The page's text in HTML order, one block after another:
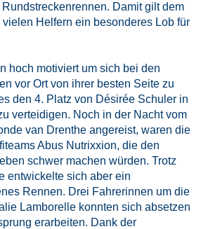
Damit gilt dem
Helfern ein besonderes Lob für
hoch motiviert um sich bei den
vor Ort von ihrer besten Seite zu
den 4. Platz von Désirée Schuler in
verteidigen. Noch in der Nacht vom
van Drenthe angereist, waren die
Abus Nutrixxion, die den
schwer machen würden. Trotz
entwickelte sich aber ein
Rennen. Drei Fahrerinnen um die
Lamborelle konnten sich absetzen
erarbeiten. Dank der